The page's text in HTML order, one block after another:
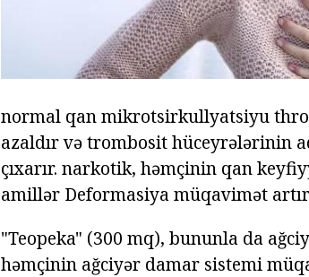
normal qan mikrotsirkullyatsiyu
azaldır və trombosit hüceyrələrinin
çıxarır. narkotik, həmçinin qan
amillər Deformasiya müqavimət
"Teopeka" (300 mq), bununla da
həmçinin ağciyər damar sistemi